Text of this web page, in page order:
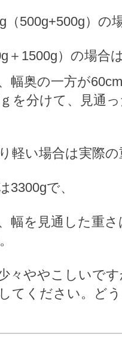
（500g+500g）の
＋1500g）の場合
幅奥の一方が
を分けて、見通
軽い場合は実際
3300gで、
幅を見通した重
々ややこしいで
てください。ど